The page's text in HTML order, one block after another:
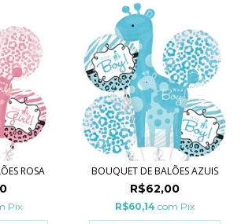
ROSA
Pix
BOUQUET DE BALÕES AZUIS
R$62,00
R$60,14 com Pix